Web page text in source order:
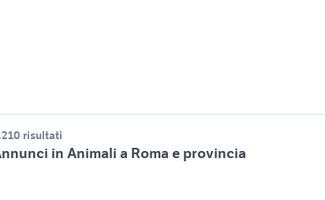
risultati
in Animali a Roma e provincia